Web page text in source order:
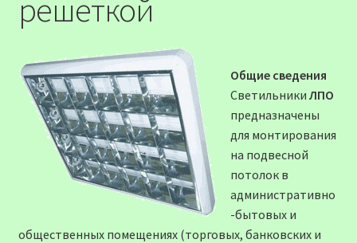
решеткой
Общие сведения
Светильники ЛПО
предназначены
для монтирования
на подвесной
потолок в
административно
-бытовых и
общественных помещениях (торговых, банковских и